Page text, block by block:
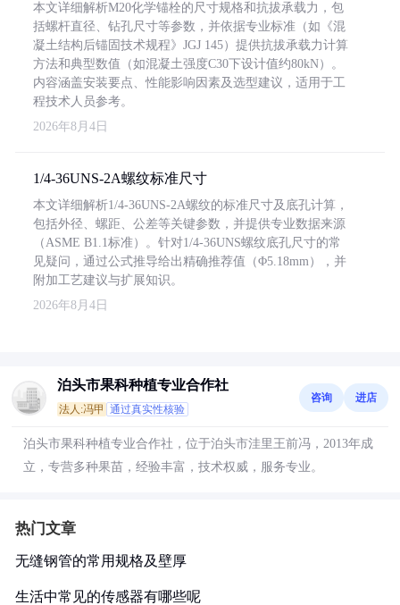
本文详细解析M20化学锚栓的尺寸规格和抗拔承载力，包
括螺杆直径、钻孔尺寸等参数，并依据专业标准（如《混
凝土结构后锚固技术规程》JGJ 145）提供抗拔承载力计算
方法和典型数值（如混凝土强度C30下设计值约80kN）。
内容涵盖安装要点、性能影响因素及选型建议，适用于工
程技术人员参考。
2026年8月4日
1/4-36UNS-2A螺纹标准尺寸
本文详细解析1/4-36UNS-2A螺纹的标准尺寸及底孔计算，
包括外径、螺距、公差等关键参数，并提供专业数据来源
（ASME B1.1标准）。针对1/4-36UNS螺纹底孔尺寸的常
见疑问，通过公式推导给出精确推荐值（Φ5.18mm），并
附加工艺建议与扩展知识。
2026年8月4日
泊头市果科种植专业合作社
法人:冯甲 通过真实性核验
咨询 进店
泊头市果科种植专业合作社，位于泊头市洼里王前冯，2013年成
立，专营多种果苗，经验丰富，技术权威，服务专业。
热门文章
无缝钢管的常用规格及壁厚
生活中常见的传感器有哪些呢